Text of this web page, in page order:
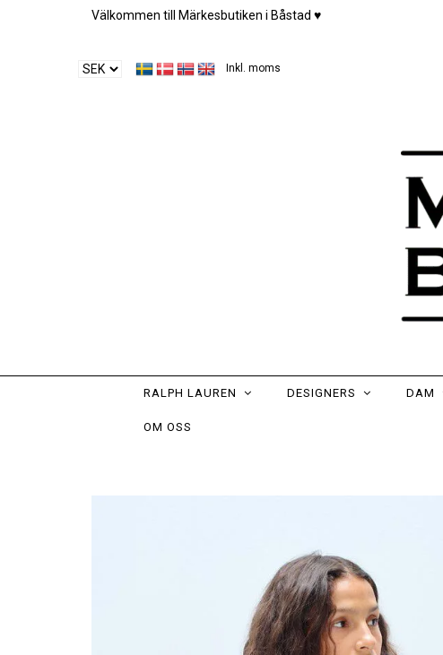
Välkommen till Märkesbutiken i Båstad ♥︎
Inkl. moms
RALPH LAUREN DESIGNERS DAM
OM OSS